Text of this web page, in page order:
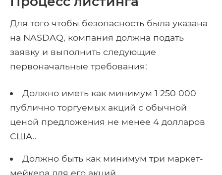
Для того чтобы безопасность была указана
на NASDAQ, компания должна подать
заявку и выполнить следующие
первоначальные требования:
Должно иметь как минимум 1 250 000
публично торгуемых акций с обычной
ценой предложения не менее 4 долларов
США..
Должно быть как минимум три маркет-
мейкера для его акций.